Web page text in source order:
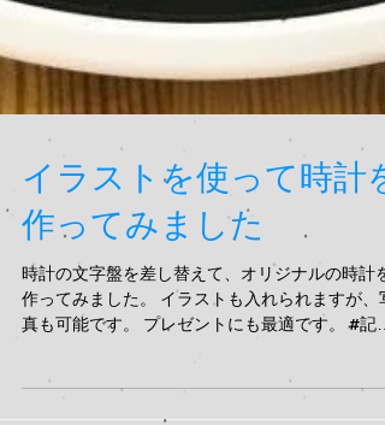
イラストを使って時計を